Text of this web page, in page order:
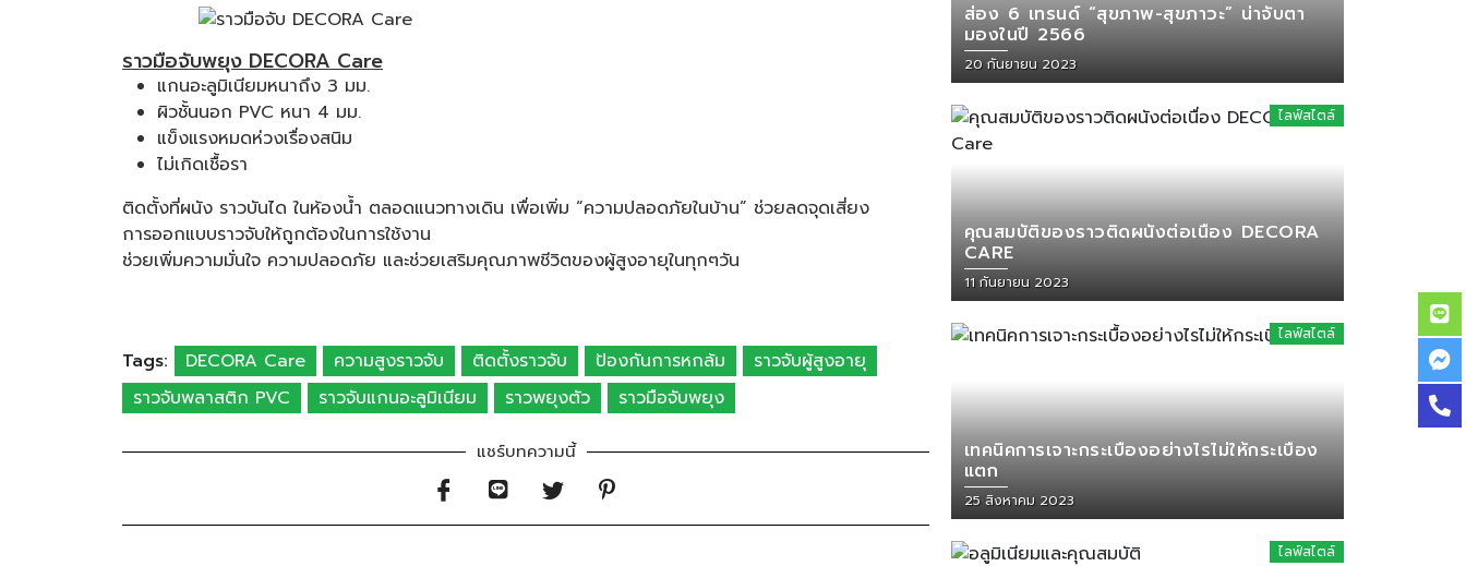
ราวมือจับพยุง DECORA Care
แกนอะลูมิเนียมหนาถึง 3 มม.
ผิวชั้นนอก PVC หนา 4 มม.
แข็งแรงหมดห่วงเรื่องสนิม
ไม่เกิดเชื้อรา
ติดตั้งที่ผนัง ราวบันได ในห้องน้ำ ตลอดแนวทางเดิน เพื่อเพิ่ม “ความปลอดภัยในบ้าน” ช่วยลดจุดเสี่ยง
การออกแบบราวจับให้ถูกต้องในการใช้งาน
ช่วยเพิ่มความมั่นใจ ความปลอดภัย และช่วยเสริมคุณภาพชีวิตของผู้สูงอายุในทุกๆวัน
Tags: DECORA Care ความสูงราวจับ ติดตั้งราวจับ ป้องกันการหกล้ม
ราวจับผู้สูงอายุ
ราวจับพลาสติก PVC
ราวจับแกนอะลูมิเนียม ราวพยุงตัว ราวมือจับพยุง
แชร์บทความนี้
ส่อง 6 เทรนด์ “สุขภาพ-สุขภาวะ” น่าจับตา
มองในปี 2566
20 กันยายน 2023
ไลฟ์สไตล์
คุณสมบัติของราวติดผนังต่อเนื่อง DECORA
CARE
11 กันยายน 2023
ไลฟ์สไตล์
เทคนิคการเจาะกระเบื้องอย่างไรไม่ให้กระเบื้อง
แตก
25 สิงหาคม 2023
ไลฟ์สไตล์